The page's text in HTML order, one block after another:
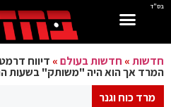
בס"ד
חדשות» חדשות בעולם» דיווח
המרד אך הוא היה "משותק" בשעות
מרד כוח וגנר